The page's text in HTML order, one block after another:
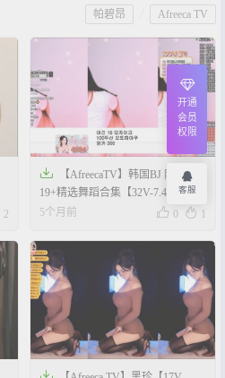
Afreeca TV
帕碧昂
2

【AfreecaTV】韩国BJ 阿丽莎
19+精选舞蹈合集【32V-7.4G】
5个月前
 0  1

开通
会员
权限
客服